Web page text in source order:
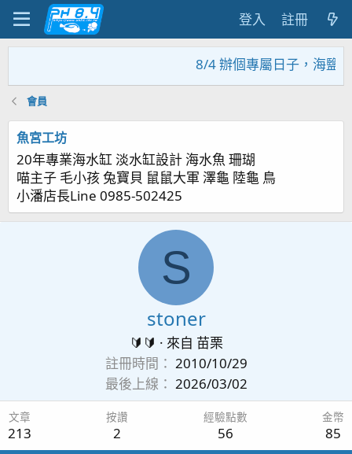
登入 註冊
8/4 辦個專屬日子，海鹽
會員
魚宮工坊
20年專業海水缸 淡水缸設計 海水魚 珊瑚
喵主子 毛小孩 兔寶貝 鼠鼠大軍 澤龜 陸龜 鳥
小潘店長Line 0985-502425
S
stoner
🔰🔰 · 來自 苗栗
註冊時間
2010/10/29
最後上線
2026/03/02
文章
213
按讚
2
經驗點數
56
金幣
85